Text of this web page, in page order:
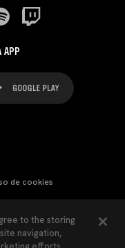
APP
de cookies
de Privacidad
to the storing
navigation,